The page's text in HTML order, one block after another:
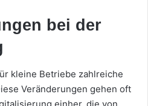
bei der
kleine Betriebe zahlreiche
Veränderungen gehen oft